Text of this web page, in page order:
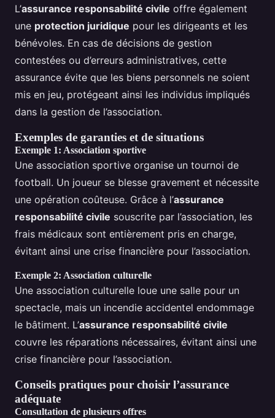
L’assurance responsabilité civile offre également
une protection juridique pour les dirigeants et les
bénévoles. En cas de décisions de gestion
contestées ou d’erreurs administratives, cette
assurance évite que les biens personnels ne soient
mis en jeu, protégeant ainsi les individus impliqués
dans la gestion de l’association.
Exemples de garanties et de situations
Exemple 1: Association sportive
Une association sportive organise un tournoi de
football. Un joueur se blesse gravement et nécessite
une opération coûteuse. Grâce à l’assurance
responsabilité civile souscrite par l’association, les
frais médicaux sont entièrement pris en charge,
évitant ainsi une crise financière pour l’association.
Exemple 2: Association culturelle
Une association culturelle loue une salle pour un
spectacle, mais un incendie accidentel endommage
le bâtiment. L’assurance responsabilité civile
couvre les réparations nécessaires, évitant ainsi une
crise financière pour l’association.
Conseils pratiques pour choisir l’assurance
adéquate
Consultation de plusieurs offres